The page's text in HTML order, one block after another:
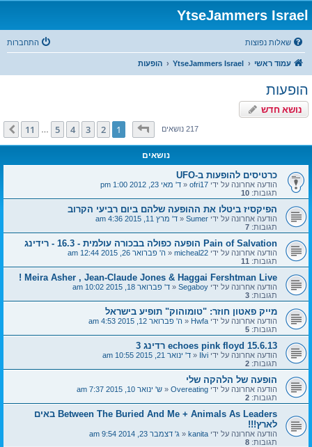
YtseJammers Israel
שאלות נפוצות התחברות
עמוד ראשי YtseJammers Israel הופעות
הופעות
נושא חדש
217 נושאיםדף1מתוך11
1
2
3
4
5
11 הבא
נושאים
כרטיסים להופעות ב-UFO
הודעה אחרונה על ידי ofri17
«ד' מאי 23, 2012 1:00 pm
תגובות: 10
הפיקסיז ביטלו את ההופעה שלהם ביום רביעי הקרוב
הודעה אחרונה על ידי Sumer
«ד' מרץ 11, 2015 4:36 am
תגובות: 7
Pain of Salvation הופעה כפולה בבכורה עולמית - 16.3 - רידינג
הודעה אחרונה על ידי micheal22
«ה' פברואר 26, 2015 12:44 am
תגובות: 11
Meira Asher , Jean-Claude Jones & Haggai Fershtman Live !
הודעה אחרונה על ידי Segaboy
«ד' פברואר 18, 2015 10:02 am
תגובות: 3
מייק פאטון חוזר: "טומוהוק" תופיע בישראל
הודעה אחרונה על ידי Hwfa
«ה' פברואר 12, 2015 4:53 am
תגובות: 5
echoes pink floyd 15.6.13 רדינג 3
הודעה אחרונה על ידי Ilvi
«ד' ינואר 21, 2015 10:55 am
תגובות: 2
הופעה של הלהקה שלי
הודעה אחרונה על ידי Overeating
«ש' ינואר 10, 2015 7:37 am
תגובות: 2
Between The Buried And Me + Animals As Leaders באים
לארץ!!!
הודעה אחרונה על ידי kanita
«ג' דצמבר 23, 2014 9:54 am
תגובות: 8